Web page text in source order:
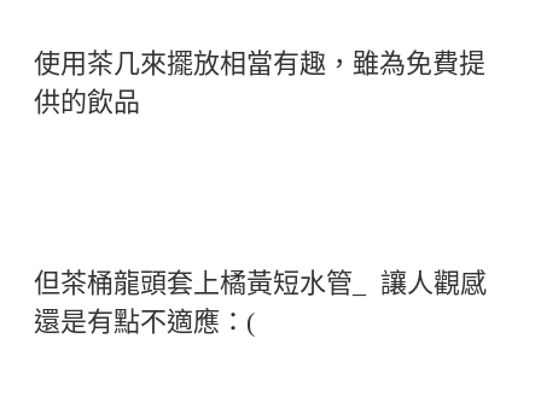
使用茶几來擺放相當有趣，雖為免費提
供的飲品
但茶桶龍頭套上橘黃短水管_ 讓人觀感
還是有點不適應：(